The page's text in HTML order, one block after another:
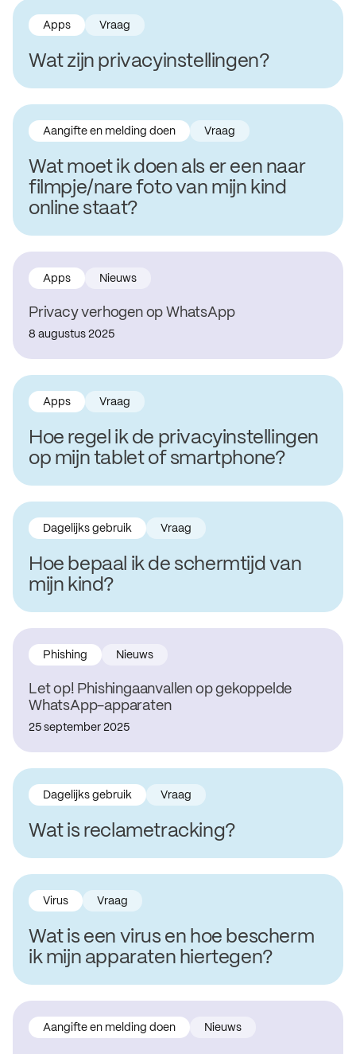
Wat zijn privacyinstellingen?
Apps Vraag
Wat moet ik doen als er een naar
filmpje/nare foto van mijn kind
online staat?
Aangifte en melding doen Vraag
Privacy verhogen op WhatsApp
Apps Nieuws
8 augustus 2025
Hoe regel ik de privacyinstellingen
op mijn tablet of smartphone?
Apps Vraag
Hoe bepaal ik de schermtijd van
mijn kind?
Dagelijks gebruik Vraag
Let op! Phishingaanvallen op gekoppelde
WhatsApp-apparaten
Phishing Nieuws
25 september 2025
Wat is reclametracking?
Dagelijks gebruik Vraag
Wat is een virus en hoe bescherm
ik mijn apparaten hiertegen?
Virus Vraag
Aangifte en melding doen Nieuws